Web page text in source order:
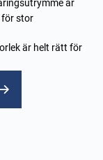
är
för stor
är helt rätt för